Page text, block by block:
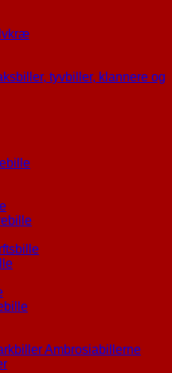
tyvbiller, klannere og
Ambrosiabillerne